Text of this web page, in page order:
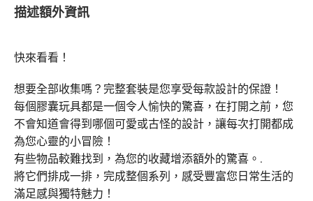
描述額外資訊
快來看看！
想要全部收集嗎？完整套裝是您享受每款設計的保證！
每個膠囊玩具都是一個令人愉快的驚喜，在打開之前，您
不會知道會得到哪個可愛或古怪的設計，讓每次打開都成
為您心靈的小冒險！
有些物品較難找到，為您的收藏增添額外的驚喜。.
將它們排成一排，完成整個系列，感受豐富您日常生活的
滿足感與獨特魅力！